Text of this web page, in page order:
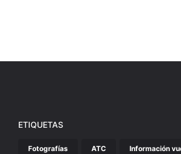
ETIQUETAS
Fotografías ATC Información